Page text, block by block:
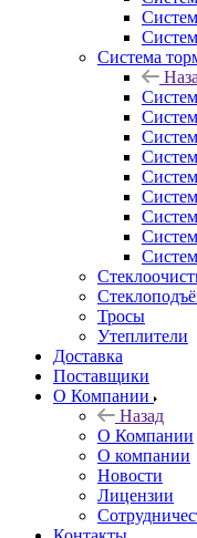
Система
Тросы
Утеплители
Доставка
Поставщики
О Компании
Назад
О Компании
О компании
Новости
Лицензии